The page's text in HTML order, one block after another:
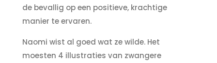
de bevallig op een positieve, krachtige
manier te ervaren.
Naomi wist al goed wat ze wilde. Het
moesten 4 illustraties van zwangere